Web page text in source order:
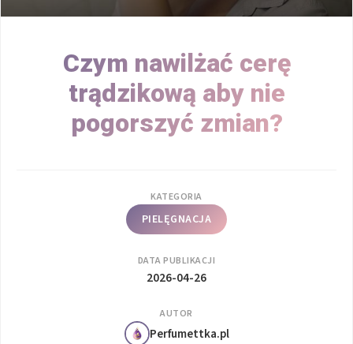
Czym nawilżać cerę
trądzikową aby nie
pogorszyć zmian?
KATEGORIA
PIELĘGNACJA
DATA PUBLIKACJI
2026-04-26
AUTOR
Perfumettka.pl